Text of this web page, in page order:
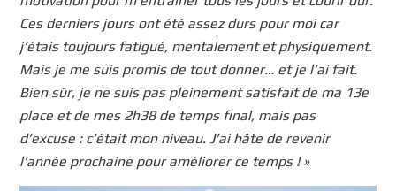
Ces derniers jours ont été assez durs pour moi car
j’étais toujours fatigué, mentalement et physiquement.
Mais je me suis promis de tout donner… et je l’ai fait.
Bien sûr, je ne suis pas pleinement satisfait de ma 13e
place et de mes 2h38 de temps final, mais pas
d’excuse : c’était mon niveau. J’ai hâte de revenir
l’année prochaine pour améliorer ce temps ! »